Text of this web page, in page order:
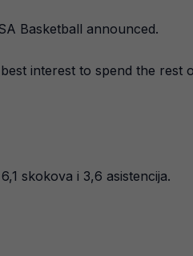
Basketball announced.
interest to spend the
skokova i 3,6 asistencija.